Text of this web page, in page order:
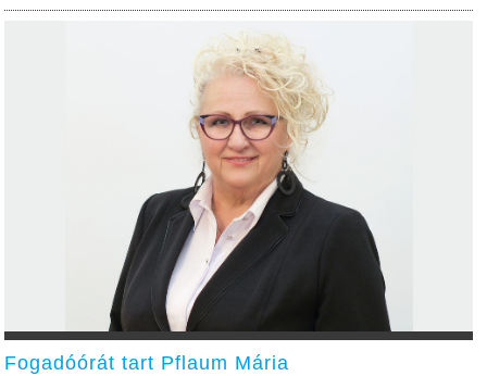
Fogadóórát tart Pflaum Mária